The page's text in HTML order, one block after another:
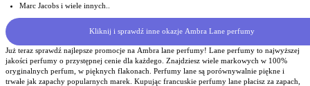
Marc Jacobs i wiele innych..
Kliknij i sprawdź inne okazje Ambra Lane perfumy
Już teraz sprawdź najlepsze promocje na Ambra lane perfumy! Lane perfumy to najwyższej
jakości perfumy o przystępnej cenie dla każdego. Znajdziesz wiele markowych w 100%
oryginalnych perfum, w pięknych flakonach. Perfumy lane są porównywalnie piękne i
trwałe jak zapachy popularnych marek. Kupując francuskie perfumy lane płacisz za zapach,